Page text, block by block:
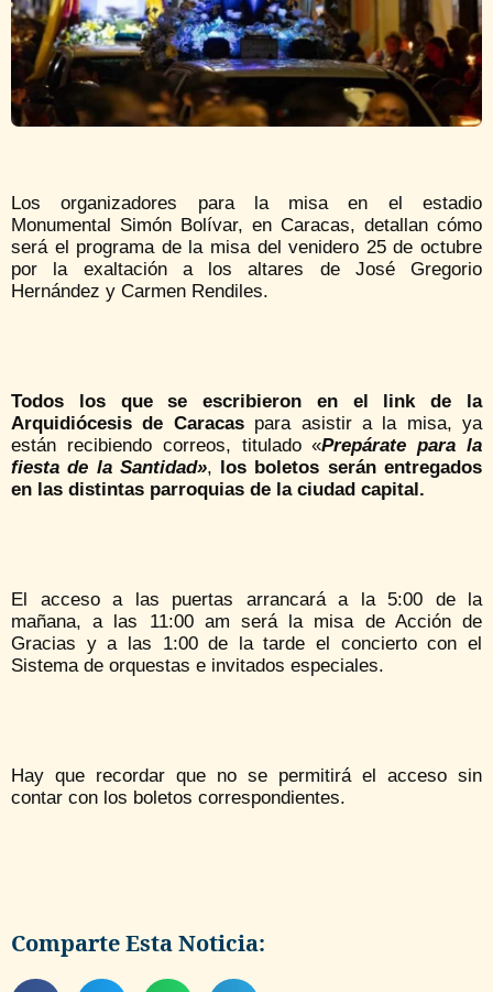
Los organizadores para la misa en el estadio
Monumental Simón Bolívar, en Caracas, detallan cómo
será el programa de la misa del venidero 25 de octubre
por la exaltación a los altares de José Gregorio
Hernández y Carmen Rendiles.
Todos los que se escribieron en el link de la
Arquidiócesis de Caracas para asistir a la misa, ya
están recibiendo correos, titulado «Prepárate para la
fiesta de la Santidad»,
los boletos serán entregados
en las distintas parroquias de la ciudad capital.
El acceso a las puertas arrancará a la 5:00 de la
mañana, a las 11:00 am será la misa de Acción de
Gracias y a las 1:00 de la tarde el concierto con el
Sistema de orquestas e invitados especiales.
Hay que recordar que no se permitirá el acceso sin
contar con los boletos correspondientes.
Comparte Esta Noticia: